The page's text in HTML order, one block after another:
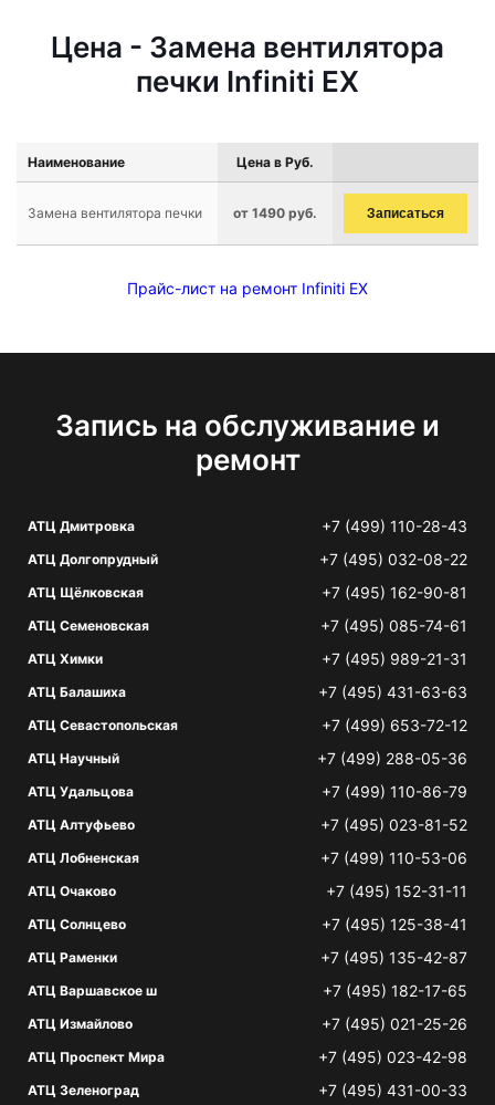
Цена - Замена вентилятора
печки Infiniti EX
Наименование Цена в Руб.
Замена вентилятора печки от 1490 руб. Записаться
Прайс-лист на ремонт Infiniti EX
Запись на обслуживание и
ремонт
АТЦ Дмитровка +7 (499) 110-28-43
АТЦ Долгопрудный +7 (495) 032-08-22
АТЦ Щёлковская +7 (495) 162-90-81
АТЦ Семеновская +7 (495) 085-74-61
АТЦ Химки +7 (495) 989-21-31
АТЦ Балашиха +7 (495) 431-63-63
АТЦ Севастопольская +7 (499) 653-72-12
АТЦ Научный +7 (499) 288-05-36
АТЦ Удальцова +7 (499) 110-86-79
АТЦ Алтуфьево +7 (495) 023-81-52
АТЦ Лобненская +7 (499) 110-53-06
АТЦ Очаково +7 (495) 152-31-11
АТЦ Солнцево +7 (495) 125-38-41
АТЦ Раменки +7 (495) 135-42-87
АТЦ Варшавское ш +7 (495) 182-17-65
АТЦ Измайлово +7 (495) 021-25-26
АТЦ Проспект Мира +7 (495) 023-42-98
АТЦ Зеленоград +7 (495) 431-00-33